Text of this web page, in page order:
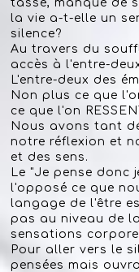
tasse, manqué de
la vie a-t-elle un
silence?
Au travers du
accès à l'entre-
L'entre-deux des
Non plus ce que
ce que l'on
Nous avons tant
notre réflexion et
et des sens.
Le "Je pense donc
l'opposé ce que
langage de l'être
pas au niveau de
sensations
Pour aller vers le
pensées mais